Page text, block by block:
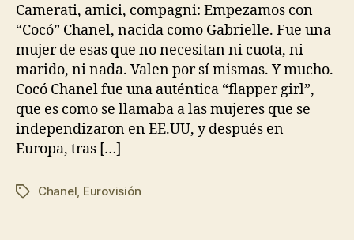
Camerati, amici, compagni: Empezamos con
“Cocó” Chanel, nacida como Gabrielle. Fue una
mujer de esas que no necesitan ni cuota, ni
marido, ni nada. Valen por sí mismas. Y mucho.
Cocó Chanel fue una auténtica “flapper girl”,
que es como se llamaba a las mujeres que se
independizaron en EE.UU, y después en
Europa, tras […]
Chanel, Eurovisión